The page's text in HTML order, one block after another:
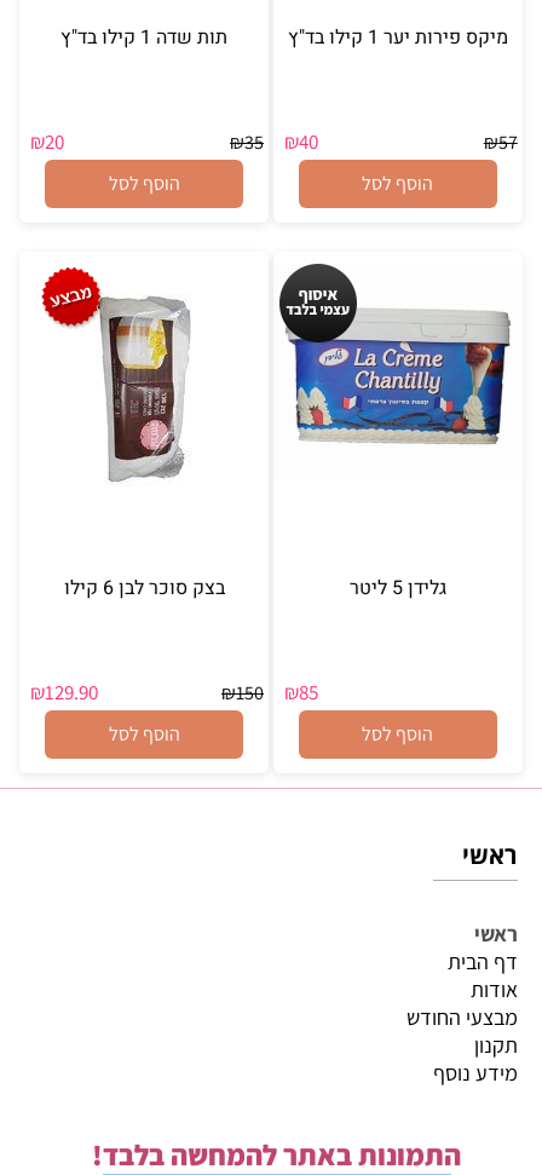
מיקס פירות יער 1 קילו בד"ץ
₪57
₪40
הוסף לסל
תות שדה 1 קילו בד"ץ
₪35
₪20
הוסף לסל
גלידן 5 ליטר
₪85
הוסף לסל
בצק סוכר לבן 6 קילו
₪150
₪129.90
הוסף לסל
ראשי
ראשי
דף הבית
אודות
מבצעי החודש
תקנון
מידע נוסף
התמונות באתר להמחשה בלבד!